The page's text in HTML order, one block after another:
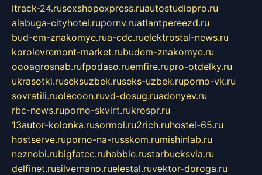
itrack-24.rusexshopexpress.ruautostudiopro.ru
alabuga-cityhotel.rupornv.ruatlantpereezd.ru
bud-em-znakomye.rua-cdc.ruelektrostal-news.ru
korolevremont-market.rubudem-znakomye.ru
oooagrosnab.rufpodaso.ruemfire.rupro-otdelky.ru
ukrasotki.ruseksuzbek.ruseks-uzbek.ruporno-vk.ru
sovratili.ruolecoon.ruvd-dosug.ruadonyev.ru
rbc-news.ruporno-skvirt.rukrospr.ru
13autor-kolonka.rusormol.ru2rich.ruhostel-65.ru
hostserve.ruporno-na-russkom.rumishinlab.ru
neznobi.rubigfatcc.ruhabble.rustarbucksvia.ru
delfinet.rusilvernano.ruelestal.ruvektor-doroga.ru